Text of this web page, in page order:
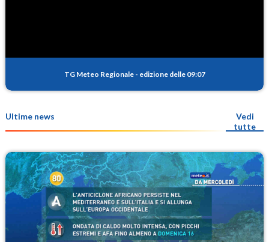
TG Meteo Regionale - edizione delle 09:07
Ultime news
Vedi
tutte